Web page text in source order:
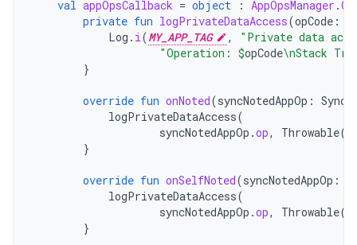
val appOpsCallback = object : AppOpsManager .
private fun logPrivateDataAccess(opCode :
Log . i(MY_APP_TAG ,
"Private data
"Operation: $opCode\nStack
}
override fun onNoted(syncNotedAppOp :
logPrivateDataAccess(
syncNotedAppOp .op, Throwable
}
override fun onSelfNoted(syncNotedAppOp :
logPrivateDataAccess(
syncNotedAppOp .op, Throwable
}